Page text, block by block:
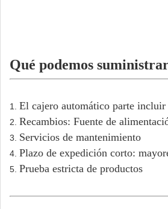
Qué podemos
1. El cajero automático parte
2. Recambios: Fuente de
3. Servicios de mantenimiento
4. Plazo de expedición corto:
5. Prueba estricta de productos